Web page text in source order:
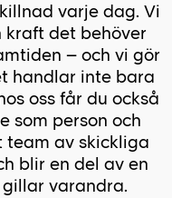
varje dag. Vi
det behöver
– och vi gör
handlar inte bara
oss får du också
som person och
team av skickliga
blir en del av en
varandra.